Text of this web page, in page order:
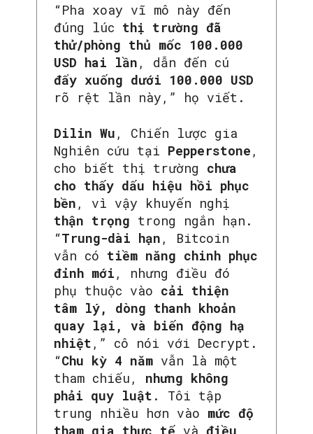
SEARCH...
“Pha xoay vĩ mô này đến
đúng lúc thị trường đã
thử/phòng thủ mốc 100.000
USD hai lần , dẫn đến cú
đẩy xuống dưới 100.000 USD
rõ rệt lần này,” họ viết.
Dilin Wu , Chiến lược gia
Nghiên cứu tại Pepperstone ,
cho biết thị trường chưa
cho thấy dấu hiệu hồi phục
bền , vì vậy khuyến nghị
thận trọng trong ngắn hạn.
“Trung-dài hạn , Bitcoin
vẫn có tiềm năng chinh phục
đỉnh mới , nhưng điều đó
phụ thuộc vào cải thiện
tâm lý, dòng thanh khoản
quay lại, và biến động hạ
nhiệt ,” cô nói với Decrypt.
“Chu kỳ 4 năm vẫn là một
tham chiếu, nhưng không
phải quy luật . Tôi tập
trung nhiều hơn vào mức độ